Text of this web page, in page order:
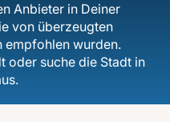
Anbieter in Deiner
von überzeugten
empfohlen wurden.
oder suche die Stadt in